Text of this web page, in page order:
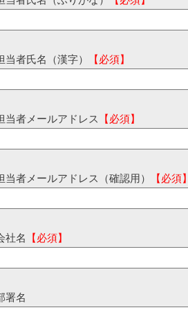
当者氏名（漢字） 【必須】
当者メールアドレス 【必須】
当者メールアドレス（確認用） 【必須
社名 【必須】
署名